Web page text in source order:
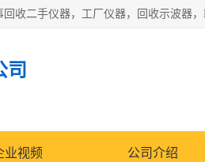
司
业视频 公司介绍